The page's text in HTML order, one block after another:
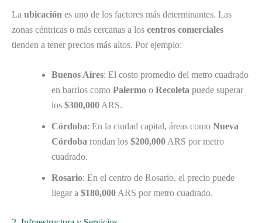
La ubicación es uno de los factores más determinantes. Las
zonas céntricas o más cercanas a los centros comerciales
tienden a tener precios más altos. Por ejemplo:
Buenos Aires: El costo promedio del metro cuadrado
en barrios como Palermo o Recoleta puede superar
los $300,000 ARS.
Córdoba: En la ciudad capital, áreas como Nueva
Córdoba rondan los $200,000 ARS por metro
cuadrado.
Rosario: En el centro de Rosario, el precio puede
llegar a $180,000 ARS por metro cuadrado.